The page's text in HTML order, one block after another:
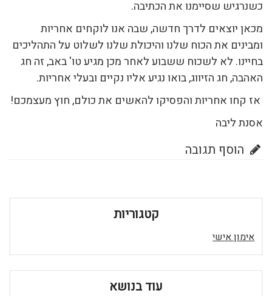
כשנרגיש שסיימנו את הכתיבה.
מכאן יוצאים לדרך חדשה, שבה אנו לוקחים אחריות
ומבינים את הכוח שלנו והיכולת שלנו לשלוט על התהליכים
בחיינו. לא לשכוח ששבוע לאחר מכן מגיע טו' באב, זה חג
האהבה, חג הזיווג, בואו נגיע אליו נקיים ובעלי אחריות.
אז קחו אחריות והפסיקו להאשים את כולם, חוץ מעצמכם!
אסנת ליבה
הוסף תגובה
קטגוריות
אימון אישי
עוד בנושא